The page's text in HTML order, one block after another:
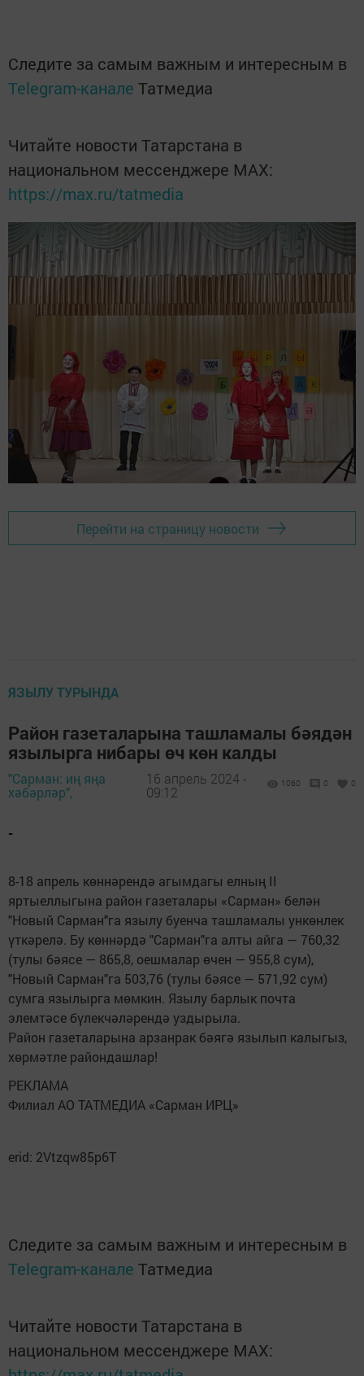
Следите за самым важным и интересным в
Telegram-канале Татмедиа
Читайте новости Татарстана в
национальном мессенджере MАХ:
https://max.ru/tatmedia
Перейти на страницу новости
ЯЗЫЛУ ТУРЫНДА
Район газеталарына ташламалы бәядән
язылырга нибары өч көн калды
"Сарман: иң яңа
хәбәрләр",
16 апрель 2024 -
09:12
1060 0 0
-
8-18 апрель көннәрендә агымдагы елның II
яртыеллыгына район газеталары «Сарман» белән
"Новый Сарман"га язылу буенча ташламалы ункөнлек
үткәрелә. Бу көннәрдә "Сарман"га алты айга — 760,32
(тулы бәясе — 865,8, оешмалар өчен — 955,8 сум),
"Новый Сарман"га 503,76 (тулы бәясе — 571,92 сум)
сумга язылырга мөмкин. Язылу барлык почта
элемтәсе бүлекчәләрендә уздырыла.
Район газеталарына арзанрак бәягә язылып калыгыз,
хөрмәтле райондашлар!
РЕКЛАМА
Филиал АО ТАТМЕДИА «Сарман ИРЦ»
erid: 2Vtzqw85p6T
Следите за самым важным и интересным в
Telegram-канале Татмедиа
Читайте новости Татарстана в
национальном мессенджере MАХ: